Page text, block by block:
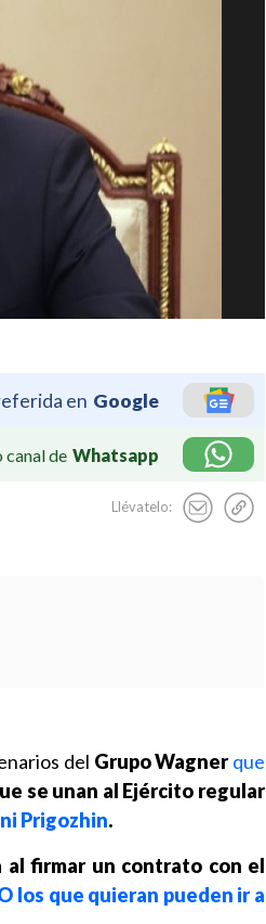
en Google
canal de Whatsapp
Llévatelo:
del Grupo Wagner que
se unan al Ejército regular
Prigozhin.
al firmar un contrato con el
los que quieran pueden ir a